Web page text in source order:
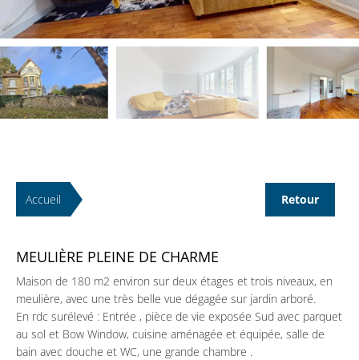
Accueil Retour
MEULIÈRE PLEINE DE CHARME
Maison de 180 m2 environ sur deux étages et trois niveaux, en
meulière, avec une très belle vue dégagée sur jardin arboré.
En rdc surélevé : Entrée , pièce de vie exposée Sud avec parquet
au sol et Bow Window, cuisine aménagée et équipée, salle de
bain avec douche et WC, une grande chambre .